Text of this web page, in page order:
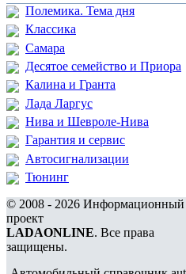
Полемика. Тема дня
Классика
Самара
Десятое семейство и Приора
Калина и Гранта
Лада Ларгус
Нива и Шевроле-Нива
Гарантия и сервис
Автосигнализации
Тюнинг
© 2008 - 2026 Информационный
проект
LADAONLINE. Все права
защищены.